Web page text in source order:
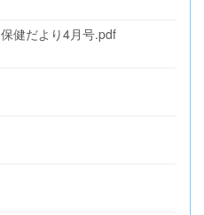
保健だより4月号.pdf